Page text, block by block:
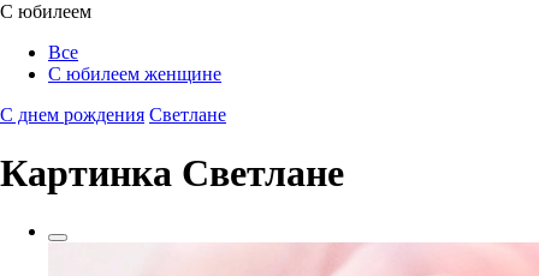
С юбилеем
Все
С юбилеем женщине
С днем рождения Светлане
Картинка Светлане